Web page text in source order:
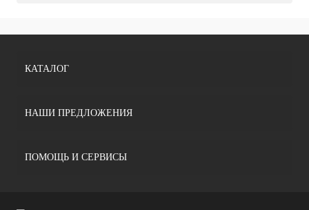
КАТАЛОГ
НАШИ ПРЕДЛОЖЕНИЯ
ПОМОЩЬ И СЕРВИСЫ